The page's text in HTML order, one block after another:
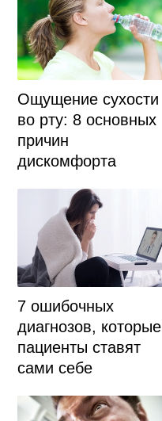
Ощущение сухости
во рту: 8 основных
причин
дискомфорта
7 ошибочных
диагнозов, которые
пациенты ставят
сами себе